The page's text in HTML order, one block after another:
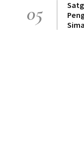
05